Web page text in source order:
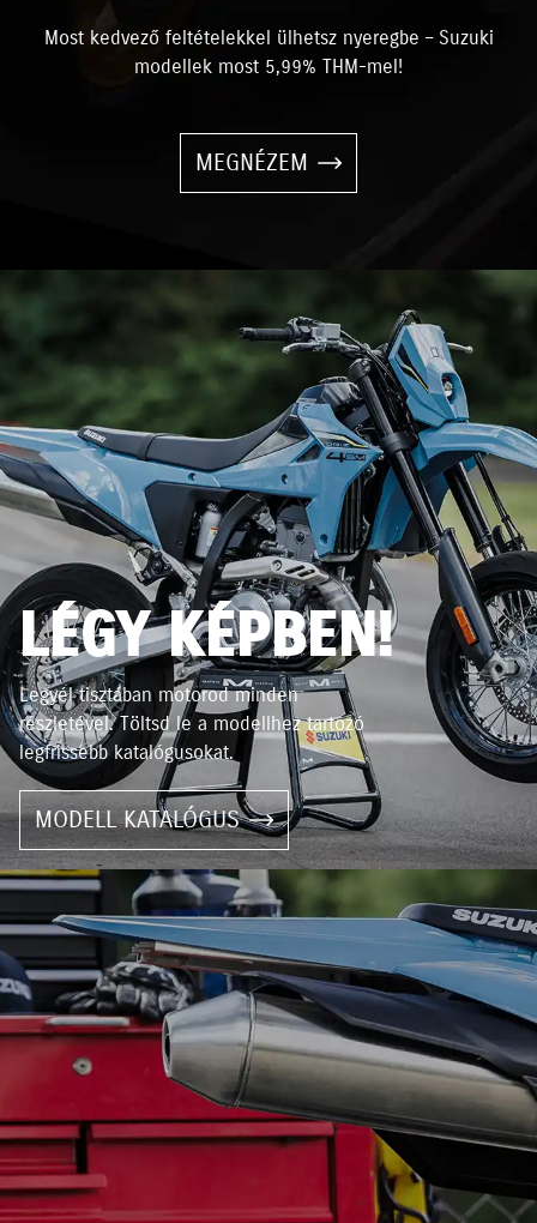
Most kedvező feltételekkel ülhetsz nyeregbe – Suzuki
modellek most 5,99% THM-mel!
MEGNÉZEM
LÉGY KÉPBEN!
Legyél tisztában motorod minden
részletével. Töltsd le a modellhez tartozó
legfrissebb katalógusokat.
MODELL KATALÓGUS